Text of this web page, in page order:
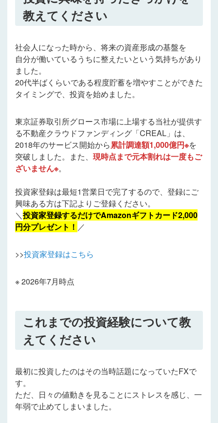
教えてください
社会人になった時から、将来の資産形成の基盤を
自分が働いているうちに整えたいという気持ちがあり
ました。
20代半ばくらいである程度貯蓄を増やすことができた
タイミングで、投資を始めました。
東京証券取引所グロース市場に上場する当社が提供す
る不動産クラウドファンディング「CREAL」は、
2018年のサービス開始から累計調達額1,000億円※を
突破しました。また、 現時点まで元本割れは一度もご
ざいません※。
投資家登録は最短1営業日で完了するので、登録にご
興味ある方は下記よりご登録ください。
＼投資家登録するだけでAmazonギフトカード2,000
円分プレゼント！ ／
>>投資家登録はこちら
※ 2026年7月時点
これまでの投資経験について教
えてください
最初に投資したのはその当時話題になっていたFXで
す。
ただ、日々の値動きを見ることにストレスを感じ、一
年弱で止めてしまいました。